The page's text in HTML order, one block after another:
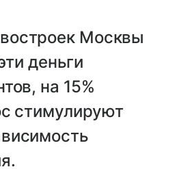
Москвы
деньги
на 15%
стимулируют